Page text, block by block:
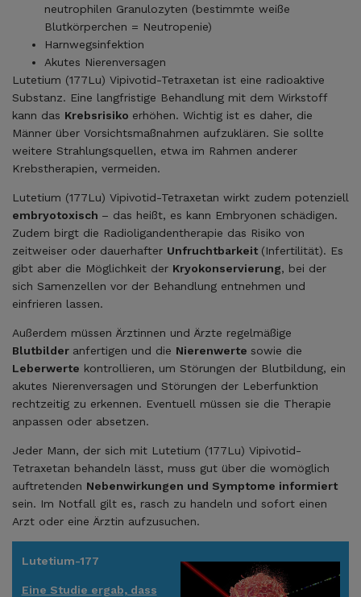
neutrophilen Granulozyten (bestimmte weiße
Blutkörperchen = Neutropenie)
Harnwegsinfektion
Akutes Nierenversagen
Lutetium (177Lu) Vipivotid-Tetraxetan ist eine radioaktive
Substanz. Eine langfristige Behandlung mit dem Wirkstoff
kann das Krebsrisiko erhöhen. Wichtig ist es daher, die
Männer über Vorsichtsmaßnahmen aufzuklären. Sie sollte
weitere Strahlungsquellen, etwa im Rahmen anderer
Krebstherapien, vermeiden.
Lutetium (177Lu) Vipivotid-Tetraxetan wirkt zudem potenziell
embryotoxisch – das heißt, es kann Embryonen schädigen.
Zudem birgt die Radioligandentherapie das Risiko von
zeitweiser oder dauerhafter Unfruchtbarkeit (Infertilität). Es
gibt aber die Möglichkeit der Kryokonservierung, bei der
sich Samenzellen vor der Behandlung entnehmen und
einfrieren lassen.
Außerdem müssen Ärztinnen und Ärzte regelmäßige
Blutbilder anfertigen und die Nierenwerte sowie die
Leberwerte kontrollieren, um Störungen der Blutbildung, ein
akutes Nierenversagen und Störungen der Leberfunktion
rechtzeitig zu erkennen. Eventuell müssen sie die Therapie
anpassen oder absetzen.
Jeder Mann, der sich mit Lutetium (177Lu) Vipivotid-
Tetraxetan behandeln lässt, muss gut über die womöglich
auftretenden Nebenwirkungen und Symptome informiert
sein. Im Notfall gilt es, rasch zu handeln und sofort einen
Arzt oder eine Ärztin aufzusuchen.
Lutetium-177
Eine Studie ergab, dass